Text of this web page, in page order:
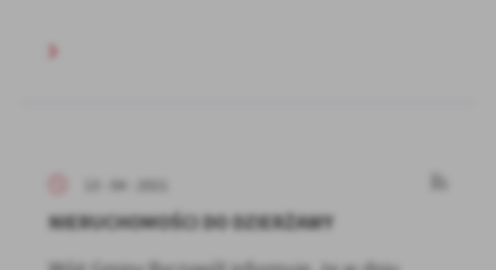
13 - 04 - 2021
NIERUCHOMOŚCI DO DZIERŻAWY